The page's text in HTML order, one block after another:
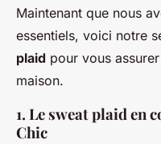
Maintenant que nous
essentiels, voici notre
plaid pour vous
maison.
1. Le sweat plaid en
Chic